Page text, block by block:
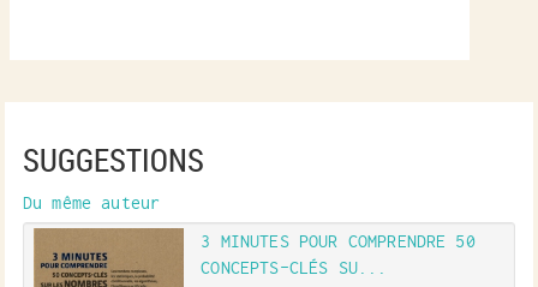
SUGGESTIONS
Du même auteur
3 MINUTES POUR COMPRENDRE 50
CONCEPTS-CLÉS SU...